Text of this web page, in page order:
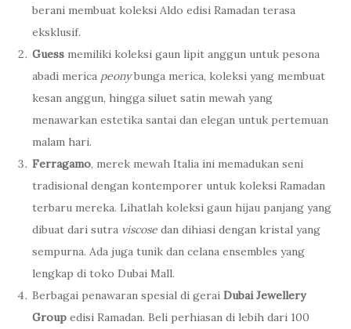
berani membuat koleksi Aldo edisi Ramadan terasa
eksklusif.
Guess memiliki koleksi gaun lipit anggun untuk pesona
abadi merica peonybunga merica, koleksi yang membuat
kesan anggun, hingga siluet satin mewah yang
menawarkan estetika santai dan elegan untuk pertemuan
malam hari.
Ferragamo, merek mewah Italia ini memadukan seni
tradisional dengan kontemporer untuk koleksi Ramadan
terbaru mereka. Lihatlah koleksi gaun hijau panjang yang
dibuat dari sutra viscose dan dihiasi dengan kristal yang
sempurna. Ada juga tunik dan celana ensembles yang
lengkap di toko Dubai Mall.
Berbagai penawaran spesial di gerai Dubai Jewellery
Group edisi Ramadan. Beli perhiasan di lebih dari 100